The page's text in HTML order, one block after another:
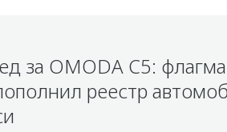
за OMODA C5:
реестр